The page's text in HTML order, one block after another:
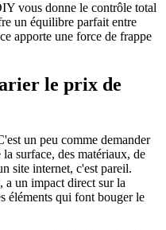
vous donne le contrôle total
un équilibre parfait entre
apporte une force de frappe
le prix de
un peu comme demander
surface, des matériaux, de
site internet, c'est pareil.
un impact direct sur la
éléments qui font bouger le